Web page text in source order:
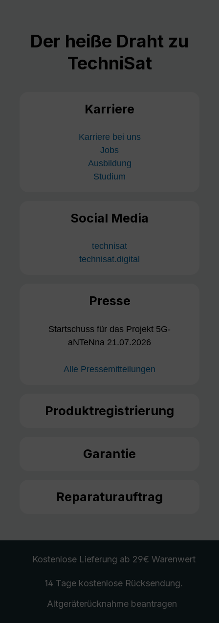
Der heiße Draht zu
TechniSat
Karriere
Karriere bei uns
Jobs
Ausbildung
Studium
Social Media
technisat
technisat.digital
Presse
Startschuss für das Projekt 5G-
aNTeNna 21.07.2026
Alle Pressemitteilungen
Produktregistrierung
Garantie
Reparaturauftrag
Kostenlose Lieferung ab 29€ Warenwert
14 Tage kostenlose Rücksendung.
Altgeräterücknahmebeantragen